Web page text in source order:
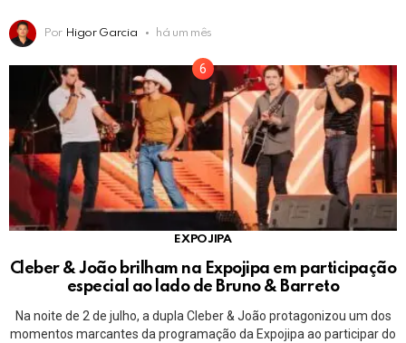
Por Higor Garcia há um mês
EXPOJIPA
Cleber & João brilham na Expojipa em participação
especial ao lado de Bruno & Barreto
Na noite de 2 de julho, a dupla Cleber & João protagonizou um dos
momentos marcantes da programação da Expojipa ao participar do